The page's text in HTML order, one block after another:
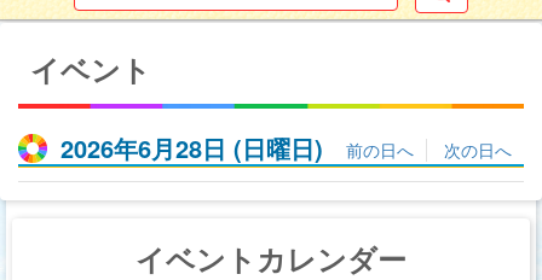
イベント
2026年6月28日 (日曜日) 前の日へ 次の日へ
イベントカレンダー